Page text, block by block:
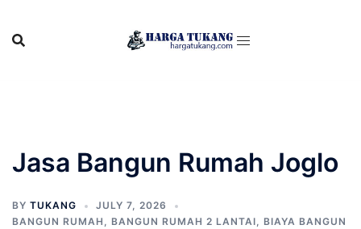
content
Jasa Bangun Rumah Joglo
BY TUKANG
JULY 7, 2026
BANGUN RUMAH , BANGUN RUMAH 2 LANTAI, BIAYA BANGUN